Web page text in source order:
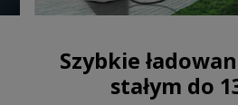
Szybkie
stałym do